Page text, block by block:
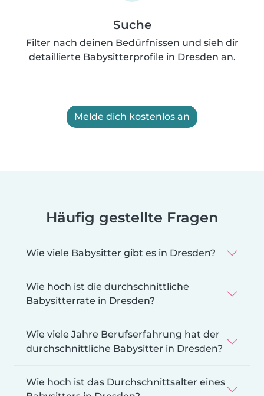
Suche
Filter nach deinen Bedürfnissen und sieh dir
detaillierte Babysitterprofile in Dresden an.
Melde dich kostenlos an
Häufig gestellte Fragen
Wie viele Babysitter gibt es in Dresden?
Wie hoch ist die durchschnittliche
Babysitterrate in Dresden?
Wie viele Jahre Berufserfahrung hat der
durchschnittliche Babysitter in Dresden?
Wie hoch ist das Durchschnittsalter eines